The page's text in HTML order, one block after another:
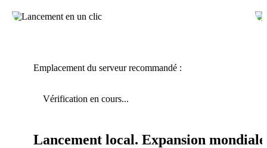
Emplacement du serveur recommandé :
Vérification en cours...
Lancement local. Expansion